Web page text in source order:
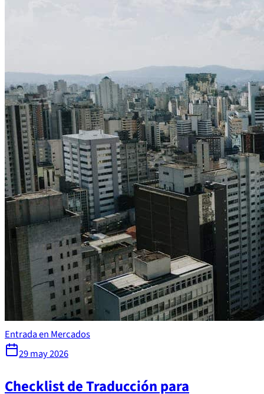
Entrada en Mercados
29 may 2026
Checklist de Traducción para